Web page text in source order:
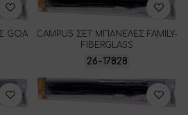
GOA
CAMPUS ΣΕΤ ΜΠΑΝΕΛΕΣ FAMILY-
FIBERGLASS
26-17828